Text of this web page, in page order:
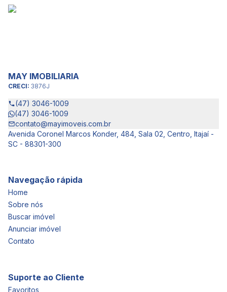
MAY IMOBILIARIA
CRECI: 3876J
(47) 3046-1009
(47) 3046-1009
contato@mayimoveis.com.br
Avenida Coronel Marcos Konder, 484, Sala 02, Centro, Itajaí -
SC - 88301-300
Navegação rápida
Home
Sobre nós
Buscar imóvel
Anunciar imóvel
Contato
Suporte ao Cliente
Favoritos